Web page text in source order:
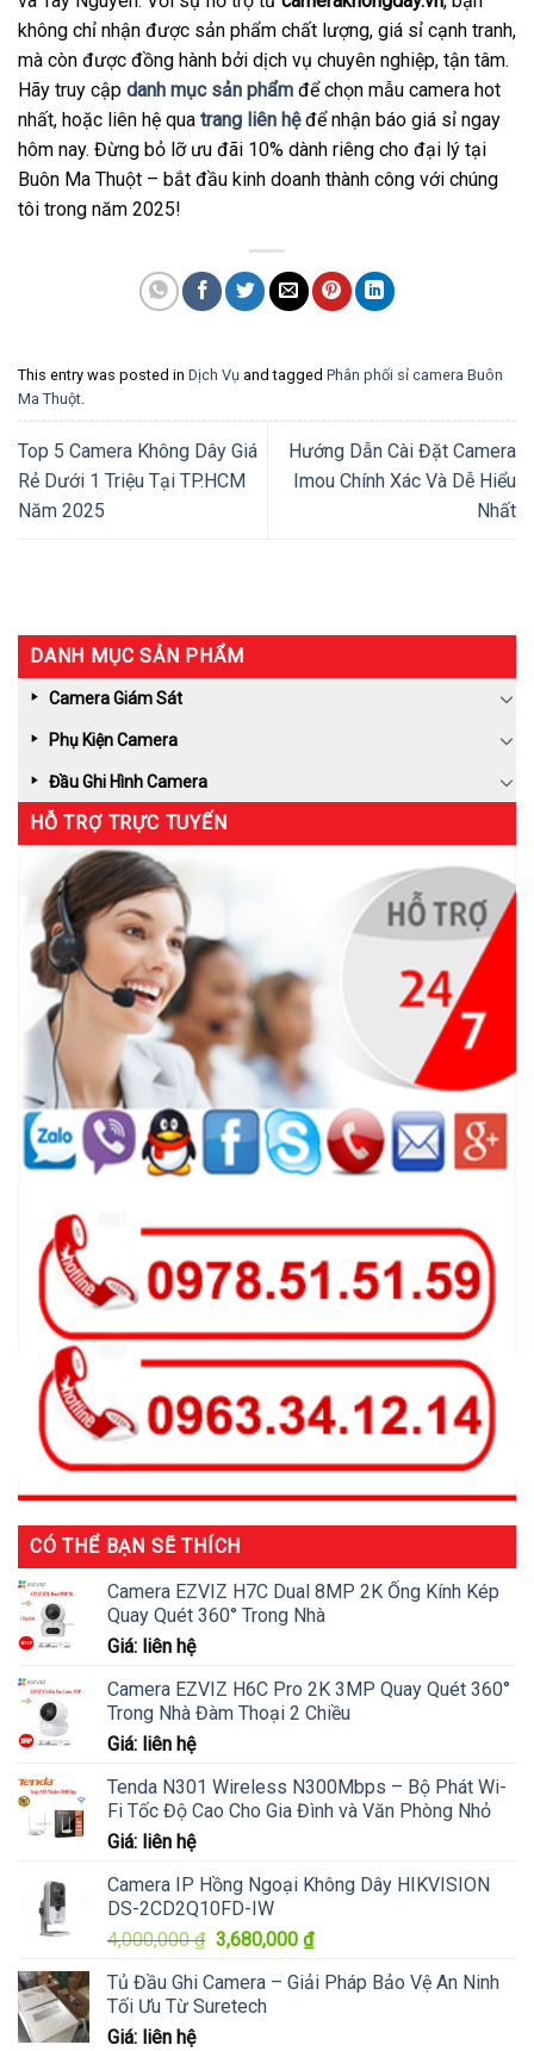
không chỉ nhận được sản phẩm chất lượng, giá sỉ cạnh tranh,
mà còn được đồng hành bởi dịch vụ chuyên nghiệp, tận tâm.
Hãy truy cập danh mục sản phẩm để chọn mẫu camera hot
nhất, hoặc liên hệ qua trang liên hệđể nhận báo giá sỉ ngay
hôm nay. Đừng bỏ lỡ ưu đãi 10% dành riêng cho đại lý tại
Buôn Ma Thuột – bắt đầu kinh doanh thành công với chúng
tôi trong năm 2025!
This entry was posted in Dịch Vụ and tagged Phân phối sỉ camera Buôn
Ma Thuột
Top 5 Camera Không Dây Giá
Rẻ Dưới 1 Triệu Tại TP.HCM
Năm 2025
Hướng Dẫn Cài Đặt Camera
Imou Chính Xác Và Dễ Hiểu
Nhất
DANH MỤC SẢN PHẨM
Camera Giám Sát
Phụ Kiện Camera
Đầu Ghi Hình Camera
HỖ TRỢ TRỰC TUYẾN
CÓ THỂ BẠN SẼ THÍCH
Camera EZVIZ H7C Dual 8MP 2K Ống Kính Kép
Quay Quét 360° Trong Nhà
Giá: liên hệ
Camera EZVIZ H6C Pro 2K 3MP Quay Quét 360°
Trong Nhà Đàm Thoại 2 Chiều
Giá: liên hệ
Tenda N301 Wireless N300Mbps – Bộ Phát Wi-
Fi Tốc Độ Cao Cho Gia Đình và Văn Phòng Nhỏ
Giá: liên hệ
Camera IP Hồng Ngoại Không Dây HIKVISION
DS-2CD2Q10FD-IW
4,000,000₫ Giá
là:
4,000,000 ₫.
3,680,000 ₫Giá
tại
Tủ Đầu Ghi Camera – Giải Pháp Bảo Vệ An Ninh
Tối Ưu Từ Suretech
Giá: liên hệ